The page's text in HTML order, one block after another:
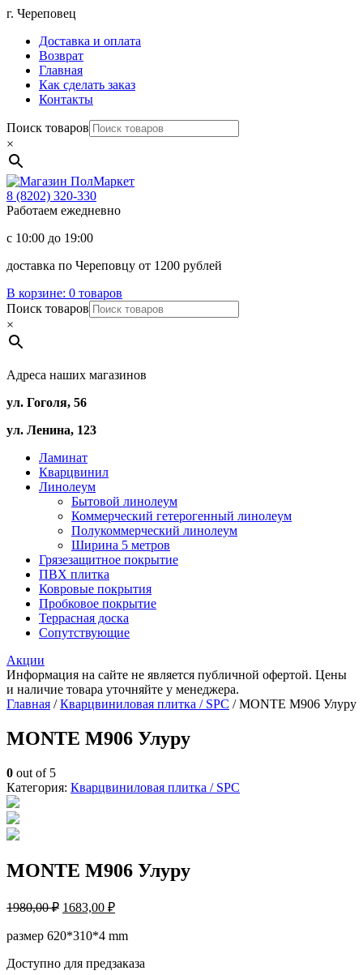
Перейти
содержимому
г. Череповец
Доставка и оплата
Возврат
Главная
Как сделать заказ
Контакты
Поиск товаров
×
Магазин
8 (8202) 320-330
Работаем ежедневно
с 10:00 до 19:00
доставка по Череповцу от 1200 рублей
В корзине: 0 товаров
Поиск товаров
×
Адреса наших магазинов
ул. Гоголя, 56
ул. Ленина, 123
Ламинат
Кварцвинил
Линолеум
Бытовой линолеум
Коммерческий гетерогенный линолеум
Полукоммерческий линолеум
Ширина 5 метров
Грязезащитное покрытие
ПВХ плитка
Ковровые покрытия
Пробковое покрытие
Террасная доска
Сопутствующие
Акции
Информация на сайте не является публичной офертой. Цены
и наличие товара уточняйте у менеджера.
Главная /Кварцвиниловая плитка / SPС / MONTE M906 Улуру
MONTE M906 Улуру
0 out of 5
Категория: Кварцвиниловая плитка / SPС
MONTE M906 Улуру
1980,00₽ 1683,00 ₽
размер 620*310*4 mm
Доступно для предзаказа